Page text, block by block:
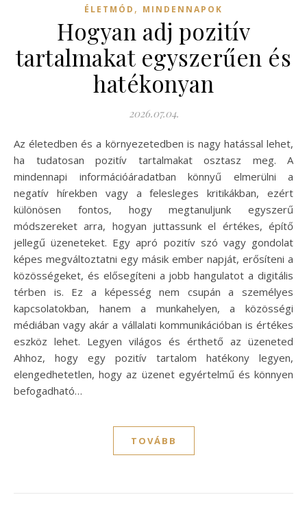
ÉLETMÓD , MINDENNAPOK
Hogyan adj pozitív
tartalmakat egyszerűen és
hatékonyan
2026.07.04.
Az életedben és a környezetedben is nagy hatással lehet,
ha tudatosan pozitív tartalmakat osztasz meg. A
mindennapi információáradatban könnyű elmerülni a
negatív hírekben vagy a felesleges kritikákban, ezért
különösen fontos, hogy megtanuljunk egyszerű
módszereket arra, hogyan juttassunk el értékes, építő
jellegű üzeneteket. Egy apró pozitív szó vagy gondolat
képes megváltoztatni egy másik ember napját, erősíteni a
közösségeket, és elősegíteni a jobb hangulatot a digitális
térben is. Ez a képesség nem csupán a személyes
kapcsolatokban, hanem a munkahelyen, a közösségi
médiában vagy akár a vállalati kommunikációban is értékes
eszköz lehet. Legyen világos és érthető az üzeneted
Ahhoz, hogy egy pozitív tartalom hatékony legyen,
elengedhetetlen, hogy az üzenet egyértelmű és könnyen
befogadható…
TOVÁBB